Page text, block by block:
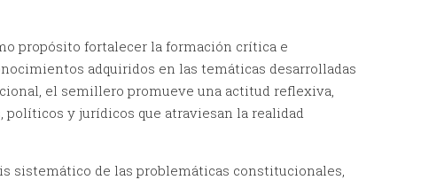
propósito fortalecer la formación crítica e
adquiridos en las temáticas desarrolladas
el semillero promueve una actitud reflexiva,
y jurídicos que atraviesan la realidad
sistemático de las problemáticas constitucionales,